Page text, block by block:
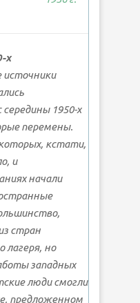
х
1950-х
перемены.
кстати,
и
начали
стран
лагеря, но
западных
люди смогли
предложенном